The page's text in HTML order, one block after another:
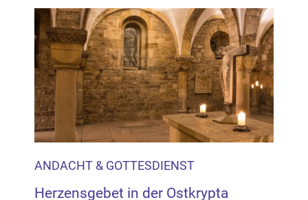
ANDACHT & GOTTESDIENST
Herzensgebet in der Ostkrypta